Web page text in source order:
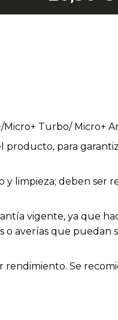
Turbo/ Micro+
producto, para
y limpieza; deben ser
vigente, ya que
o averías que
rendimiento. Se